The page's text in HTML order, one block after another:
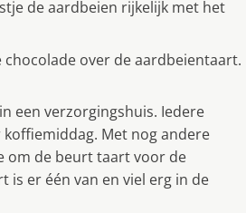
de aardbeien rijkelijk met het
over de aardbeientaart.
een verzorgingshuis. Iedere
Met nog andere
om de beurt taart voor de
is er één van en viel erg in de